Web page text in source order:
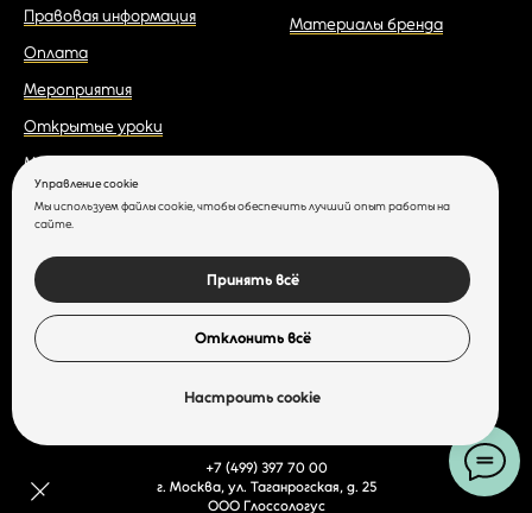
Правовая информация
Оплата
Мероприятия
Открытые уроки
Мастер-классы
Медиа
Материалы бренда
+7 (499) 397 70 00
г. Москва, ул. Таганрогская, д. 25
ООО Глоссологус
Управление cookie
Мы используем файлы cookie, чтобы обеспечить лучший опыт работы на
сайте.
Принять всё
Отклонить всё
Настроить cookie